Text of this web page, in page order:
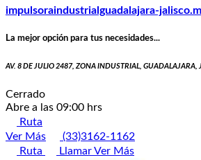
impulsoraindustrialguadalajara-
La mejor opción para tus necesidades...
AV. 8 DE JULIO 2487, ZONA INDUSTRIAL, GUADALAJARA,
Cerrado
Abre a las 09:00 hrs
Ruta
Ver Más
(33)3162-1162
Ruta
LlamarVer Más